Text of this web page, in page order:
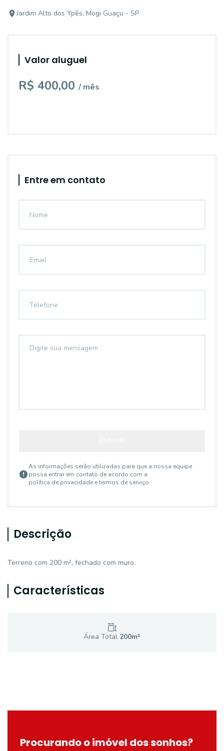
Jardim Alto dos Ypês, Mogi Guaçu - SP
Valor aluguel
R$ 400,00 / mês
Entre em contato
As informações serão utilizadas para que a nossa equipe
possa entrar em contato de acordo com a
política de privacidade e termos de serviço
Descrição
Terreno com 200 m², fechado com muro.
Características
Área Total 200m²
Procurando o imóvel dos sonhos?